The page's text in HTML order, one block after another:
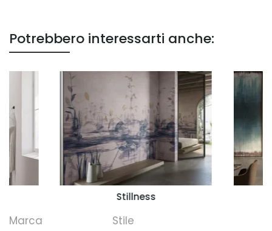
Potrebbero interessarti anche:
Stillness
Marca Stile